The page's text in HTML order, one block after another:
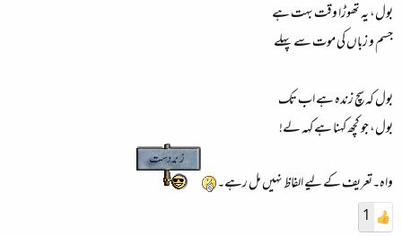
بول، یہ تھوڑا وقت بہت ہے
جسم و زباں کی موت سے پہلے
بول کہ سچ زندہ ہے اب تک
بول، جو کچھ کہنا ہے کہہ لے!
واہ۔تعریف کے لیے الفاظ نہیں مل رہے۔
1